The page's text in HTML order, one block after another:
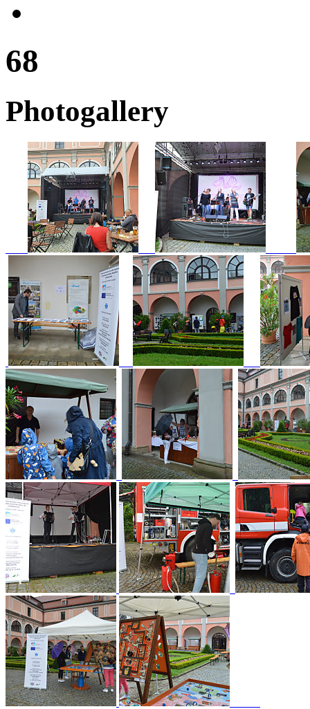
68
Photogallery